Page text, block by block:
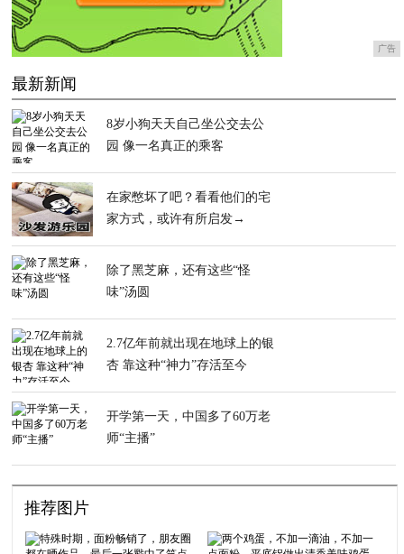
广告
最新新闻
8岁小狗天天自己坐公交去公
园 像一名真正的乘客
在家憋坏了吧？看看他们的宅
家方式，或许有所启发→
除了黑芝麻，还有这些“怪
味”汤圆
2.7亿年前就出现在地球上的银
杏 靠这种“神力”存活至今
开学第一天，中国多了60万老
师“主播”
推荐图片